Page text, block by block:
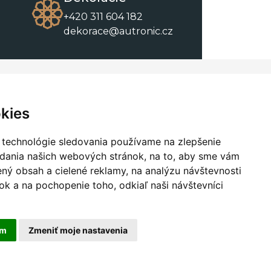
sledovania používame na zlepšenie
našich webových stránok, na to, aby sme vám
obsah a cielené reklamy, na analýzu návštevnosti
a na pochopenie toho, odkiaľ naši návštevníci
Zmeniť moje nastavenia
+420 311 604 182
dekorace@autronic.cz
Kontakty